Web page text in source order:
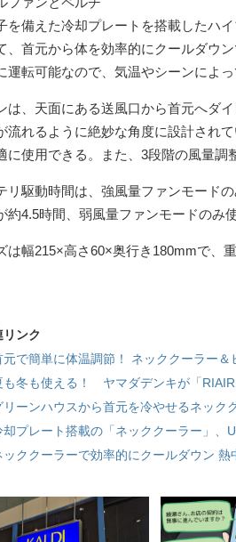
を備えた冷却プレートを搭載したハ
、首元から体を効率的にクールダウ
運転可能なので、気温やシーンによっ
は、天面にある送風口から首元へダ
流れるように絶妙な角度に設計され
に使用できる。また、3段階の風量調
リ駆動時間は、強風量ファンモード
約4.5時間、弱風量ファンモードのみ
は幅215×高さ60×奥行き180mmで、重
リンク
元で簡単に体温調節！ ネッククーラー＆
も冬も使える！ ヤマダデンキが「
リーンハウスから首元を冷やせるネック
却プレート搭載の「ネッククーラー」、
ッククーラーで効率的にクールダウン 熱